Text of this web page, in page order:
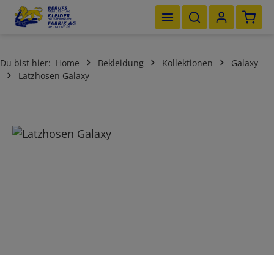
Zum Hauptinhalt springen
Du bist hier: Home Bekleidung Kollektionen
Galaxy
Latzhosen Galaxy
Bildergalerie überspringen